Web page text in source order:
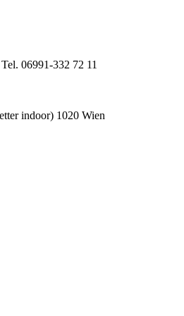
06991-332 72 11
indoor) 1020 Wien